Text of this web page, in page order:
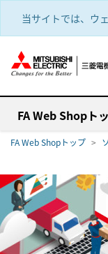
当サイトでは、ウ
FA Web Shopト
FA Web Shopトップ